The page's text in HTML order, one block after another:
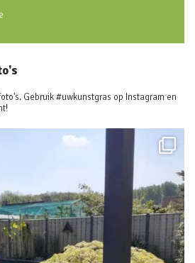
Gebruik #uwkunstgras op Instagram en